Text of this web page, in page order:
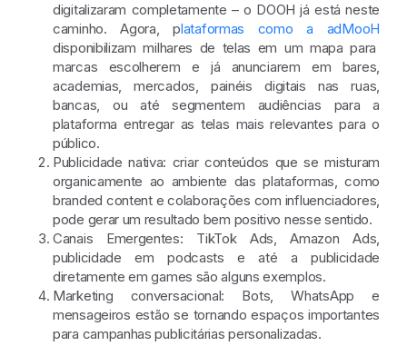
digitalizaram completamente – o DOOH já está neste
caminho. Agora, plataformas como a adMooH
disponibilizam milhares de telas em um mapa para
marcas escolherem e já anunciarem em bares,
academias, mercados, painéis digitais nas ruas,
bancas, ou até segmentem audiências para a
plataforma entregar as telas mais relevantes para o
público.
Publicidade nativa: criar conteúdos que se misturam
organicamente ao ambiente das plataformas, como
branded content e colaborações com influenciadores,
pode gerar um resultado bem positivo nesse sentido.
Canais Emergentes: TikTok Ads, Amazon Ads,
publicidade em podcasts e até a publicidade
diretamente em games são alguns exemplos.
Marketing conversacional: Bots, WhatsApp e
mensageiros estão se tornando espaços importantes
para campanhas publicitárias personalizadas.